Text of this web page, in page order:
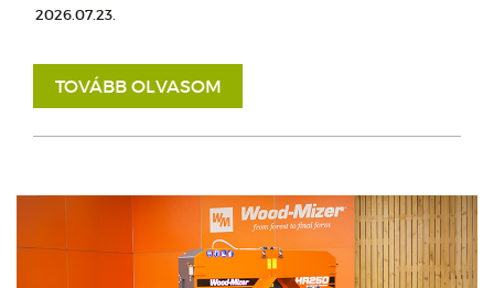
2026.07.23.
TOVÁBB OLVASOM